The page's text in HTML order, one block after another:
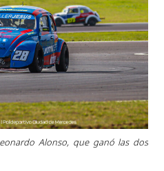
Alonso, que ganó las dos